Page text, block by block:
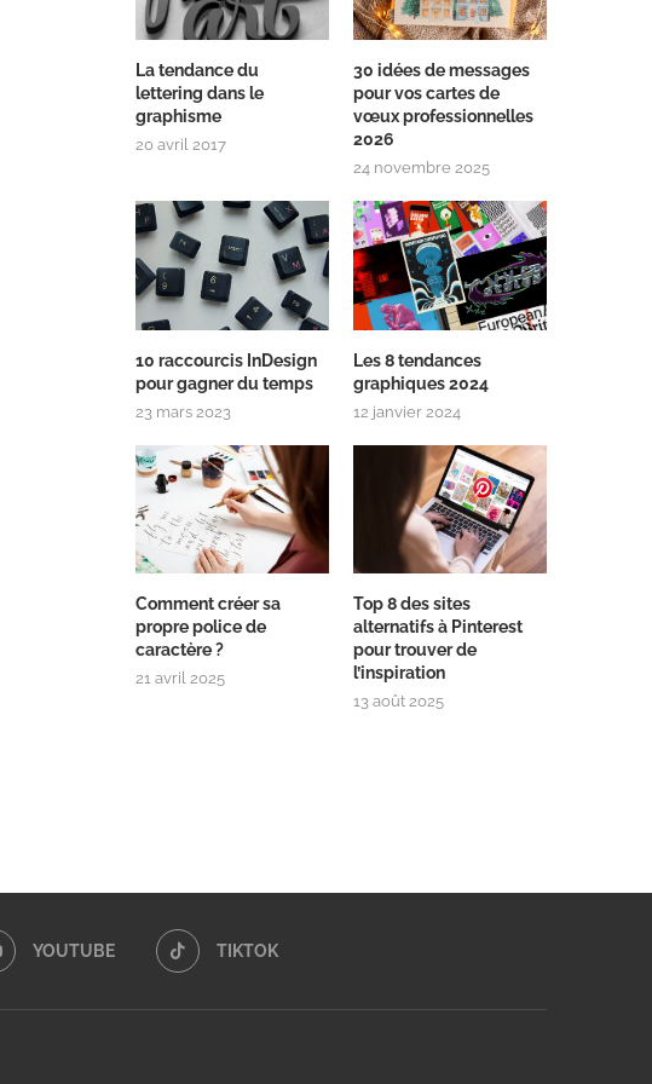
La tendance du
lettering dans le
graphisme
20 avril 2017
30 idées de messages
pour vos cartes de
vœux professionnelles
2026
24 novembre 2025
10 raccourcis InDesign
pour gagner du temps
23 mars 2023
Les 8 tendances
graphiques 2024
12 janvier 2024
Comment créer sa
propre police de
caractère ?
21 avril 2025
Top 8 des sites
alternatifs à Pinterest
pour trouver de
l’inspiration
13 août 2025
YOUTUBE TIKTOK